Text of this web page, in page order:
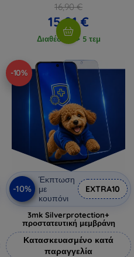
16,90 €
15,21 €
Διαθέσιμο > 5 τεμ
-10%
-10%
Έκπτωση
με
κουπόνι
EXTRA10
3mk Silverprotection+
προστατευτική μεμβράνη
Κατασκευασμένο κατά
παραγγελία